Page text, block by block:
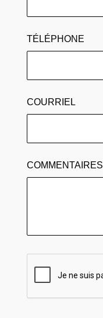
TÉLÉPHONE
COURRIEL
COMMENTAIRES